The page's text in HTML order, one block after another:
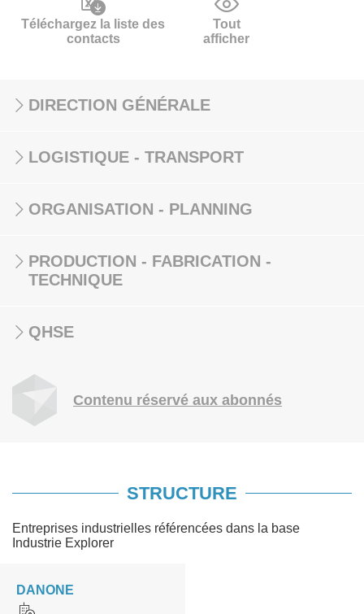
Téléchargez la liste des
contacts
Tout
afficher
DIRECTION GÉNÉRALE
LOGISTIQUE - TRANSPORT
ORGANISATION - PLANNING
PRODUCTION - FABRICATION -
TECHNIQUE
QHSE
Contenu réservé aux abonnés
STRUCTURE
Entreprises industrielles référencées dans la base
Industrie Explorer
DANONE